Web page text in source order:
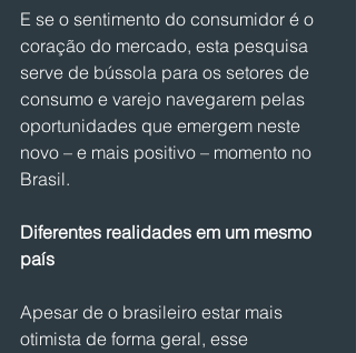
E se o sentimento do consumidor é o
coração do mercado, esta pesquisa
serve de bússola para os setores de
consumo e varejo navegarem pelas
oportunidades que emergem neste
novo – e mais positivo – momento no
Brasil.
Diferentes realidades em um mesmo
país
Apesar de o brasileiro estar mais
otimista de forma geral, esse